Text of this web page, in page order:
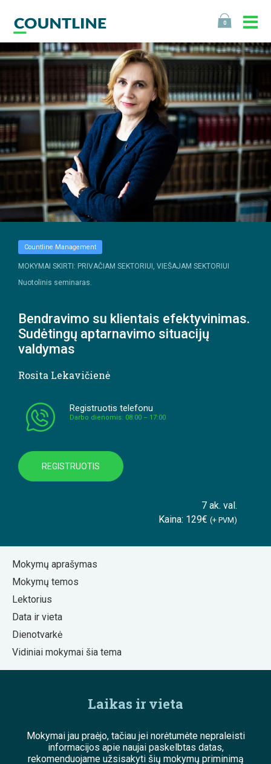
0
Countline Management
MOKYMAI SKIRTI: PRIVAČIAM SEKTORIUI, VIEŠAJAM SEKTORIUI
Nuotolinis seminaras.
Bendravimo su klientais efektyvinimas.
Sudėtingų aptarnavimo situacijų
valdymas
Rosita Lekavičienė
Registruotis telefonu
Darbo dienomis: 08:00 – 17:00
REGISTRUOTIS
7 ak. val.
Kaina: 129€ (+ PVM)
Mokymų aprašymas
Mokymų temos
Lektorius
Data ir vieta
Dienotvarkė
Vidiniai mokymai šia tema
Laikas ir vieta
Mokymai jau praėjo, tačiau jei norėtumėte nepraleisti
informacijos apie naujai paskelbtas datas,
rekomenduojame užsisakyti šių mokymų priminimą